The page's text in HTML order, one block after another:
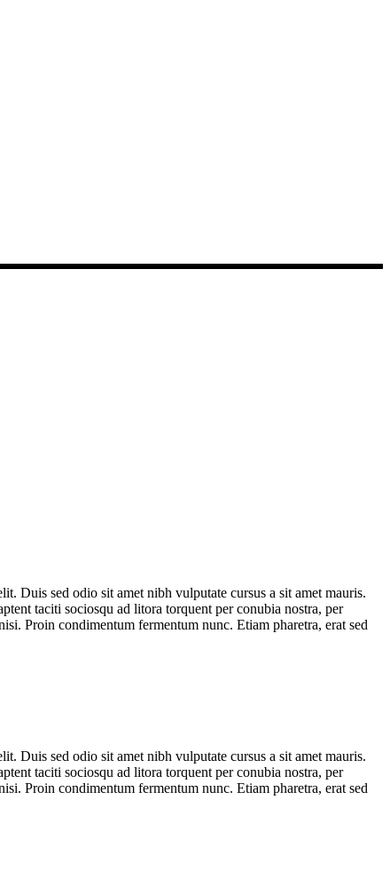
Duis sed odio sit amet nibh vulputate cursus a sit amet mauris.
taciti sociosqu ad litora torquent per conubia nostra, per
Proin condimentum fermentum nunc. Etiam pharetra, erat sed
Duis sed odio sit amet nibh vulputate cursus a sit amet mauris.
taciti sociosqu ad litora torquent per conubia nostra, per
Proin condimentum fermentum nunc. Etiam pharetra, erat sed